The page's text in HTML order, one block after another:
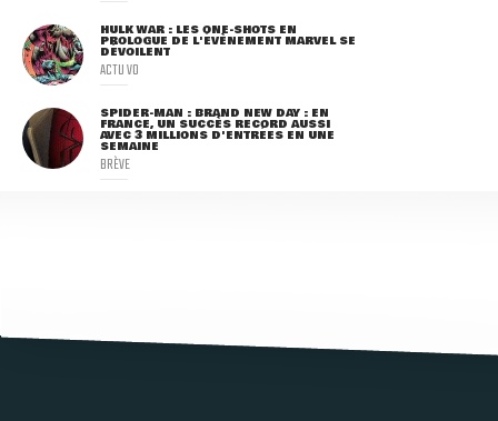
HULK WAR : LES ONE-SHOTS EN
PROLOGUE DE L'ÉVÈNEMENT MARVEL SE
DÉVOILENT
ACTU VO
SPIDER-MAN : BRAND NEW DAY : EN
FRANCE, UN SUCCÈS RECORD AUSSI
AVEC 3 MILLIONS D'ENTRÉES EN UNE
SEMAINE
BRÈVE